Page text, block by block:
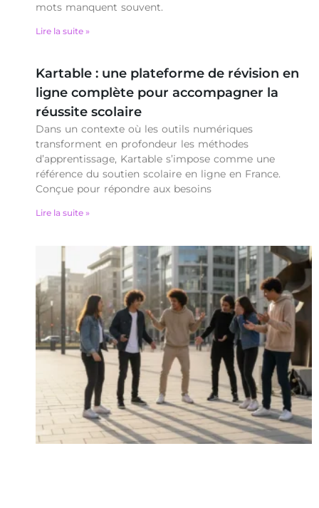
mots manquent souvent.
Lire la suite »
Kartable : une plateforme de révision en
ligne complète pour accompagner la
réussite scolaire
Dans un contexte où les outils numériques
transforment en profondeur les méthodes
d’apprentissage, Kartable s’impose comme une
référence du soutien scolaire en ligne en France.
Conçue pour répondre aux besoins
Lire la suite »